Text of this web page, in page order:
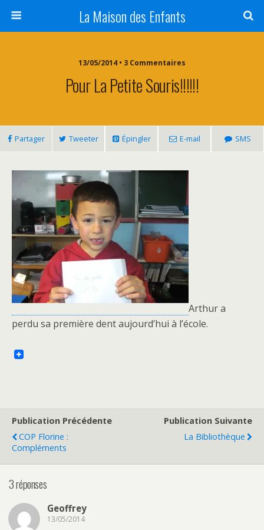
La Maison des Enfants
13/05/2014 • 3 Commentaires
Pour La Petite Souris!!!!!!
Partager Tweeter Épingler E-mail SMS
Arthur a
perdu sa première dent aujourd’hui à l’école.
Publication Précédente
COP Florine :
Compléments
Publication Suivante
La Bibliothèque
3 réponses
Geoffrey
13/05/2014